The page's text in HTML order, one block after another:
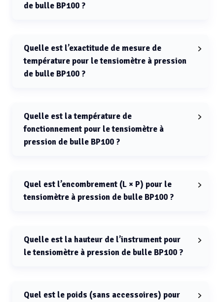
de bulle BP100 ?
Quelle est l’exactitude de mesure de
température pour le tensiomètre à pression
de bulle BP100 ?
Quelle est la température de
fonctionnement pour le tensiomètre à
pression de bulle BP100 ?
Quel est l’encombrement (L × P) pour le
tensiomètre à pression de bulle BP100 ?
Quelle est la hauteur de l’instrument pour
le tensiomètre à pression de bulle BP100 ?
Quel est le poids (sans accessoires) pour